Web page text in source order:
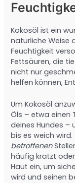
Kokosöl ist ein
natürliche Weise
Feuchtigkeit
Fettsäuren, die
nicht nur
helfen können,
Um Kokosöl
Öls – etwa einen
deines Hundes –
bis es weich
betroffenen
häufig kratzt
Haut ein, um
wird und seinen